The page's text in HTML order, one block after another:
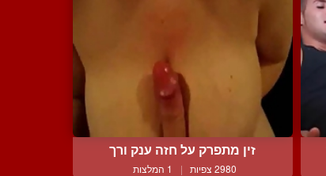
זין מתפרק על חזה ענק ורך
2980 צפיות | 1 המלצות